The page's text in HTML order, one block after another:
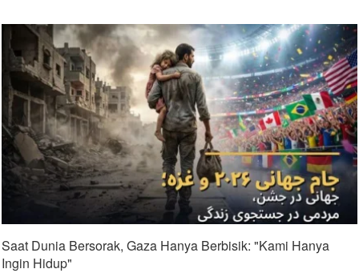
Saat Dunia Bersorak, Gaza Hanya Berbisik: "Kami Hanya
Ingin Hidup"